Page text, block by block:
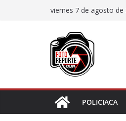
viernes 7 de agosto de
POLICIACA